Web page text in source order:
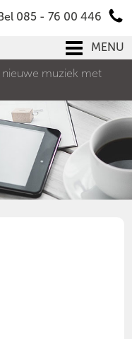
085 - 76 00 446
MENU
muziek met